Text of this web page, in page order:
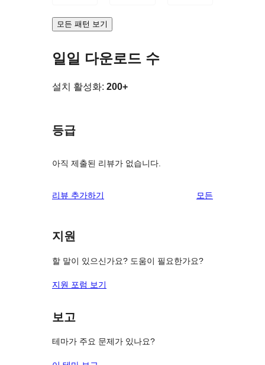
모든 패턴 보기
일일 다운로드 수
설치 활성화: 200+
등급
아직 제출된 리뷰가 없습니다.
리뷰 추가하기 모든
지원
할 말이 있으신가요? 도움이 필요한가요?
지원 포럼 보기
보고
테마가 주요 문제가 있나요?